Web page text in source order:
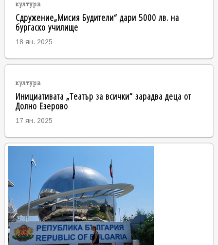
култура
Сдружение„Мисия Будители“ дари 5000 лв. на
бургаско училище
18 ян. 2025
култура
Инициативата „Театър за всички“ зарадва деца от
Долно Езерово
17 ян. 2025